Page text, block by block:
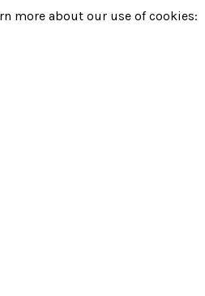
more about our use of cookies: